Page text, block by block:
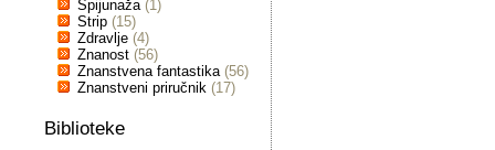
Špijunaža (1)
Strip (15)
Zdravlje (4)
Znanost (56)
Znanstvena fantastika (56)
Znanstveni priručnik (17)
Biblioteke